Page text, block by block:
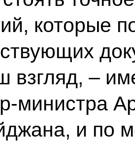
которые
взгляд, –
министра
и по